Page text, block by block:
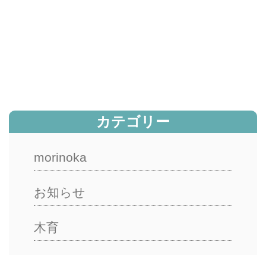
カテゴリー
morinoka
お知らせ
木育